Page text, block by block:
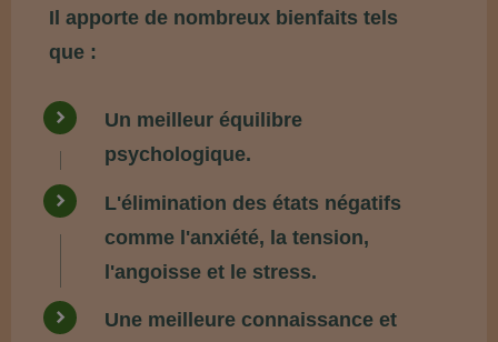
Il apporte de nombreux bienfaits tels
que :
Un meilleur équilibre
psychologique.
L'élimination des états négatifs
comme l'anxiété, la tension,
l'angoisse et le stress.
Une meilleure connaissance et